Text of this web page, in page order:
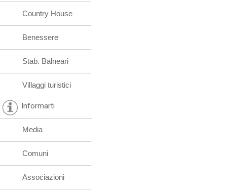
Country House
Benessere
Stab. Balneari
Villaggi turistici
Informarti
Media
Comuni
Associazioni